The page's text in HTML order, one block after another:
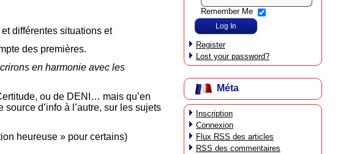
différentes situations et
des premières.
en harmonie avec les
ou de DENI… mais qu’en
d’info à l’autre, sur les sujets
heureuse » pour certains)
Remember Me
Register
Lost your password?
Méta
Inscription
Connexion
Flux RSS des articles
RSS des commentaires